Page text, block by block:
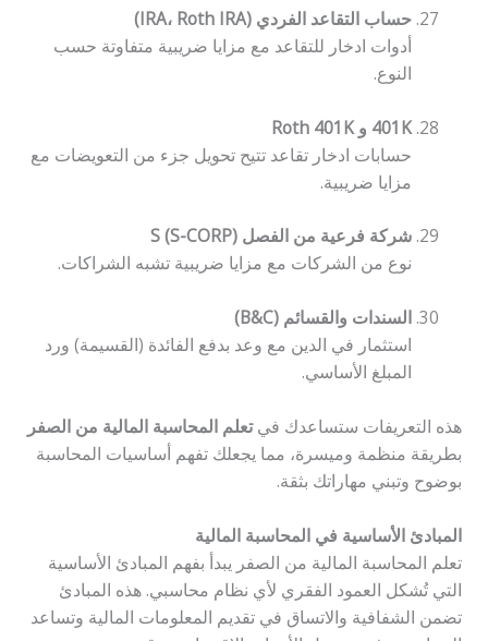
حساب التقاعد الفردي (IRA، Roth IRA)
أدوات ادخار للتقاعد مع مزايا ضريبية متفاوتة حسب
النوع.
401K و Roth 401K
حسابات ادخار تقاعد تتيح تحويل جزء من التعويضات مع
مزايا ضريبية.
شركة فرعية من الفصل S (S-CORP)
نوع من الشركات مع مزايا ضريبية تشبه الشراكات.
السندات والقسائم (B&C)
استثمار في الدين مع وعد بدفع الفائدة (القسيمة) ورد
المبلغ الأساسي.
هذه التعريفات ستساعدك فيتعلم المحاسبة المالية من الصفر
بطريقة منظمة وميسرة، مما يجعلك تفهم أساسيات المحاسبة
بوضوح وتبني مهاراتك بثقة.
المبادئ الأساسية في المحاسبة المالية
تعلم المحاسبة المالية من الصفر يبدأ بفهم المبادئ الأساسية
التي تُشكل العمود الفقري لأي نظام محاسبي. هذه المبادئ
تضمن الشفافية والاتساق في تقديم المعلومات المالية وتساعد